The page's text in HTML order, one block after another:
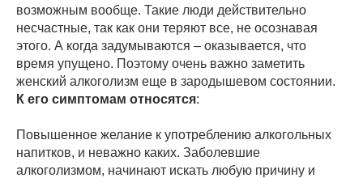
возможным вообще. Такие люди действительно
несчастные, так как они теряют все, не осознавая
этого. А когда задумываются – оказывается, что
время упущено. Поэтому очень важно заметить
женский алкоголизм еще в зародышевом состоянии.
К его симптомам относятся:
Повышенное желание к употреблению алкогольных
напитков, и неважно каких. Заболевшие
алкоголизмом, начинают искать любую причину и